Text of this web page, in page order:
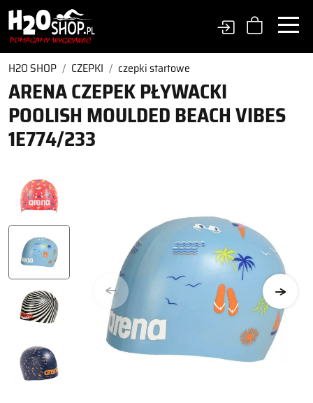
H2O SHOP CZEPKI czepki startowe
ARENA CZEPEK PŁYWACKI
POOLISH MOULDED BEACH VIBES
1E774/233